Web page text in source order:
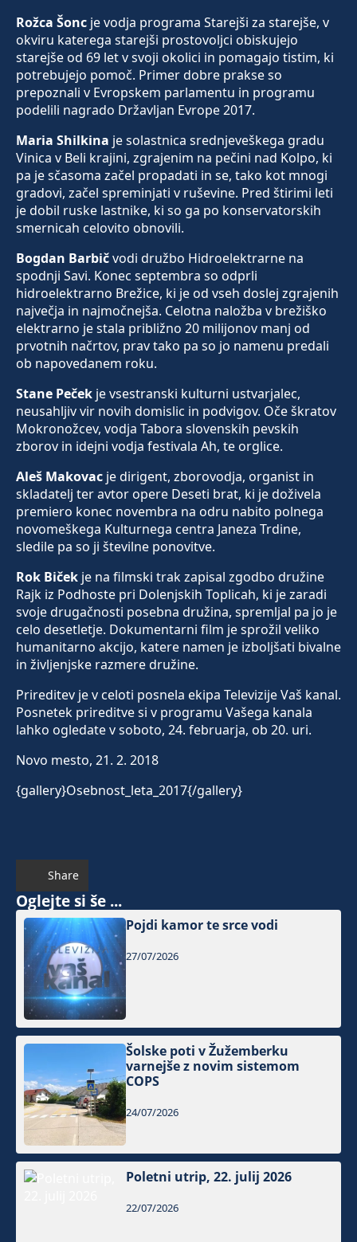
Rožca Šonc je vodja programa Starejši za starejše, v
okviru katerega starejši prostovoljci obiskujejo
starejše od 69 let v svoji okolici in pomagajo tistim, ki
potrebujejo pomoč. Primer dobre prakse so
prepoznali v Evropskem parlamentu in programu
podelili nagrado Državljan Evrope 2017.
Maria Shilkina je solastnica srednjeveškega gradu
Vinica v Beli krajini, zgrajenim na pečini nad Kolpo, ki
pa je sčasoma začel propadati in se, tako kot mnogi
gradovi, začel spreminjati v ruševine. Pred štirimi leti
je dobil ruske lastnike, ki so ga po konservatorskih
smernicah celovito obnovili.
Bogdan Barbičvodi družbo Hidroelektrarne na
spodnji Savi. Konec septembra so odprli
hidroelektrarno Brežice, ki je od vseh doslej zgrajenih
največja in najmočnejša. Celotna naložba v brežiško
elektrarno je stala približno 20 milijonov manj od
prvotnih načrtov, prav tako pa so jo namenu predali
ob napovedanem roku.
Stane Peček je vsestranski kulturni ustvarjalec,
neusahljiv vir novih domislic in podvigov. Oče škratov
Mokronožcev, vodja Tabora slovenskih pevskih
zborov in idejni vodja festivala Ah, te orglice.
Aleš Makovac je dirigent, zborovodja, organist in
skladatelj ter avtor opere Deseti brat, ki je doživela
premiero konec novembra na odru nabito polnega
novomeškega Kulturnega centra Janeza Trdine,
sledile pa so ji številne ponovitve.
Rok Biček je na filmski trak zapisal zgodbo družine
Rajk iz Podhoste pri Dolenjskih Toplicah, ki je zaradi
svoje drugačnosti posebna družina, spremljal pa jo je
celo desetletje. Dokumentarni film je sprožil veliko
humanitarno akcijo, katere namen je izboljšati bivalne
in življenjske razmere družine.
Prireditev je v celoti posnela ekipa Televizije Vaš kanal.
Posnetek prireditve si v programu Vašega kanala
lahko ogledate v soboto, 24. februarja, ob 20. uri.
Novo mesto, 21. 2. 2018
{gallery}Osebnost_leta_2017{/gallery}
Share
Oglejte si še ...
Pojdi kamor te srce vodi
27/07/2026
Šolske poti v Žužemberku
varnejše z novim sistemom
COPS
24/07/2026
Poletni utrip, 22. julij 2026
22/07/2026